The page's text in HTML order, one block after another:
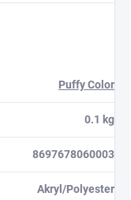
Puffy Color
0.1 kg
8697678060003
Akryl/Polyester